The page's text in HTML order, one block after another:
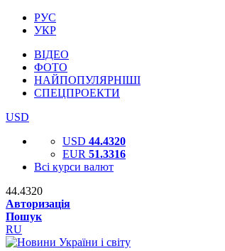
РУС
УКР
ВІДЕО
ФОТО
НАЙПОПУЛЯРНІШІ
СПЕЦПРОЕКТИ
USD
USD 44.4320
EUR 51.3316
Всі курси валют
44.4320
Авторизація
Пошук
RU